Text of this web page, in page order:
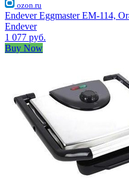
ozon.ru
Endever Eggmaster EM-114,
Endever
1 077 руб.
Buy Now